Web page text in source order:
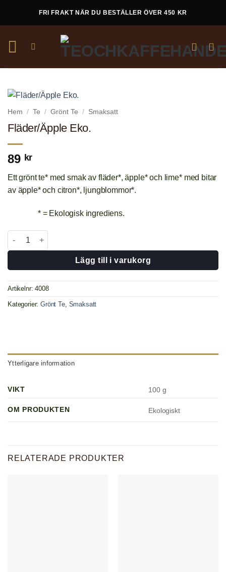
FRI FRAKT NÄR DU BESTÄLLER ÖVER 450 KR
Hem / Te / Grönt Te / Smaksatt
Fläder/Äpple Eko.
89 kr
Ett grönt te* med smak av fläder*, äpple* och lime* med bitar
av äpple* och citron*, ljungblommor*.
* = Ekologisk ingrediens.
Fläder/Äpple Eko. mängd
Lägg till i varukorg
Artikelnr:4008
Kategorier:Grönt Te, Smaksatt
Ytterligare information
VIKT 100 g
OM PRODUKTEN Ekologiskt
RELATERADE PRODUKTER